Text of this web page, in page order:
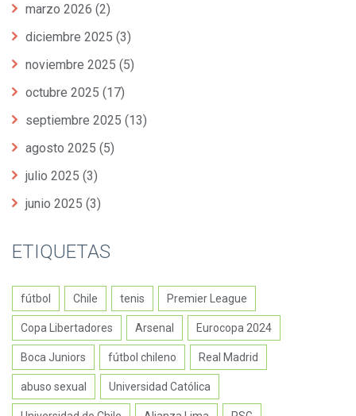
marzo 2026 (2)
diciembre 2025 (3)
noviembre 2025 (5)
octubre 2025 (17)
septiembre 2025 (13)
agosto 2025 (5)
julio 2025 (3)
junio 2025 (3)
ETIQUETAS
fútbol Chile tenis Premier League
Copa Libertadores Arsenal Eurocopa 2024
Boca Juniors fútbol chileno Real Madrid
abuso sexual Universidad Católica